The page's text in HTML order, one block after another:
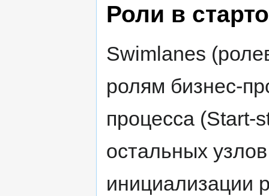
Роли в
Swimlanes
ролям бизнес-
процесса (Start-
остальных
инициализации